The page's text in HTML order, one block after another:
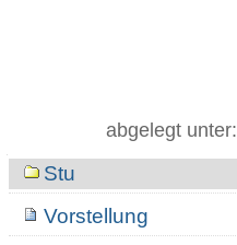
abgelegt unter:
Navigation
Stu
Vorstellung